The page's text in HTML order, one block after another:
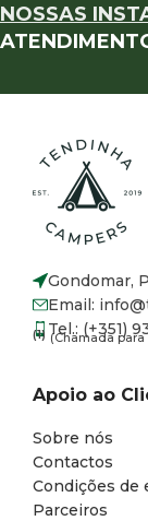
NOSSAS
Gondomar,
Email:
Tel.: (+351)
(1) (Chamada
Apoio ao
Sobre nós
Contactos
Condições de
Parceiros